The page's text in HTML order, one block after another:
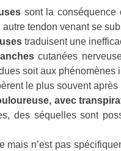
sont la conséquence
autre tendon venant se
traduisent une
cutanées
soit aux phénomènes
le plus souvent après
avec
des séquelles sont
mais n’est pas